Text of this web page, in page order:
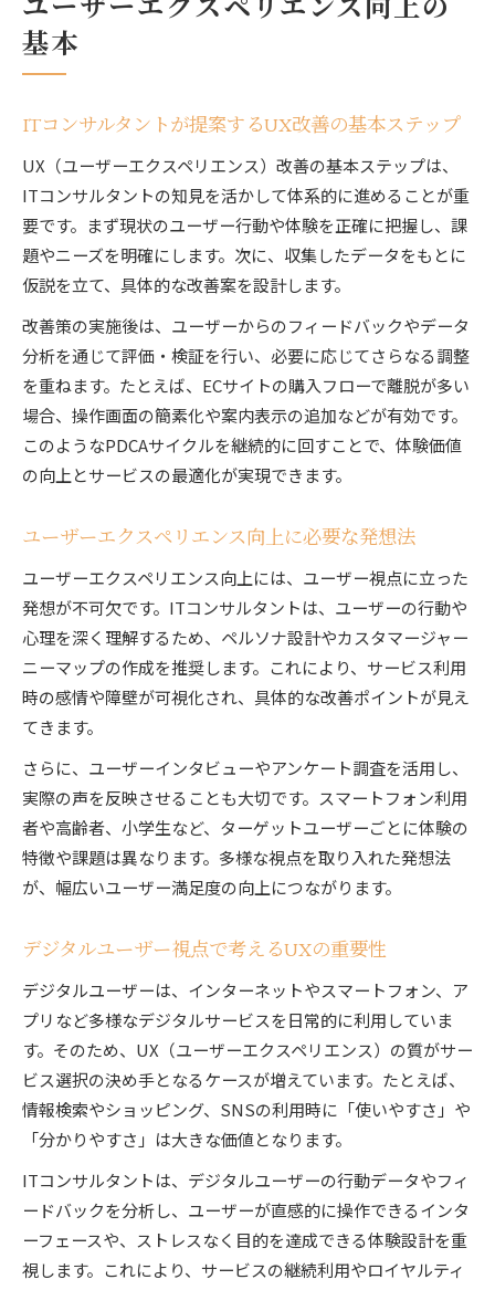
ユーザーエクスペリエンス向上の
基本
ITコンサルタントが提案するUX改善の基本ステップ
UX（ユーザーエクスペリエンス）改善の基本ステップは、
ITコンサルタントの知見を活かして体系的に進めることが重
要です。まず現状のユーザー行動や体験を正確に把握し、課
題やニーズを明確にします。次に、収集したデータをもとに
仮説を立て、具体的な改善案を設計します。
改善策の実施後は、ユーザーからのフィードバックやデータ
分析を通じて評価・検証を行い、必要に応じてさらなる調整
を重ねます。たとえば、ECサイトの購入フローで離脱が多い
場合、操作画面の簡素化や案内表示の追加などが有効です。
このようなPDCAサイクルを継続的に回すことで、体験価値
の向上とサービスの最適化が実現できます。
ユーザーエクスペリエンス向上に必要な発想法
ユーザーエクスペリエンス向上には、ユーザー視点に立った
発想が不可欠です。ITコンサルタントは、ユーザーの行動や
心理を深く理解するため、ペルソナ設計やカスタマージャー
ニーマップの作成を推奨します。これにより、サービス利用
時の感情や障壁が可視化され、具体的な改善ポイントが見え
てきます。
さらに、ユーザーインタビューやアンケート調査を活用し、
実際の声を反映させることも大切です。スマートフォン利用
者や高齢者、小学生など、ターゲットユーザーごとに体験の
特徴や課題は異なります。多様な視点を取り入れた発想法
が、幅広いユーザー満足度の向上につながります。
デジタルユーザー視点で考えるUXの重要性
デジタルユーザーは、インターネットやスマートフォン、ア
プリなど多様なデジタルサービスを日常的に利用していま
す。そのため、UX（ユーザーエクスペリエンス）の質がサー
ビス選択の決め手となるケースが増えています。たとえば、
情報検索やショッピング、SNSの利用時に「使いやすさ」や
「分かりやすさ」は大きな価値となります。
ITコンサルタントは、デジタルユーザーの行動データやフィ
ードバックを分析し、ユーザーが直感的に操作できるインタ
ーフェースや、ストレスなく目的を達成できる体験設計を重
視します。これにより、サービスの継続利用やロイヤルティ